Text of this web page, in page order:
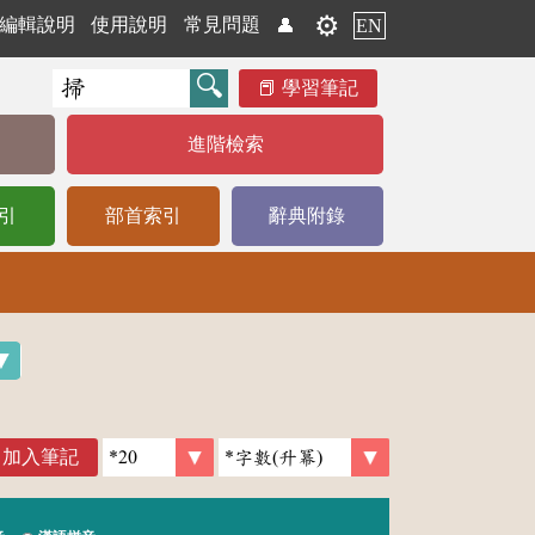
編輯說明 使用說明 常見問題 👤 ⚙️ EN
學習筆記
進階檢索
部首索引 辭典附錄
加入筆記